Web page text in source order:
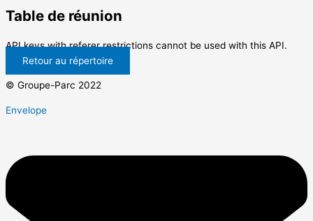
Table de réunion
API keys with referer restrictions cannot be used with this API.
Retour au répertoire
© Groupe-Parc 2022
Envelope